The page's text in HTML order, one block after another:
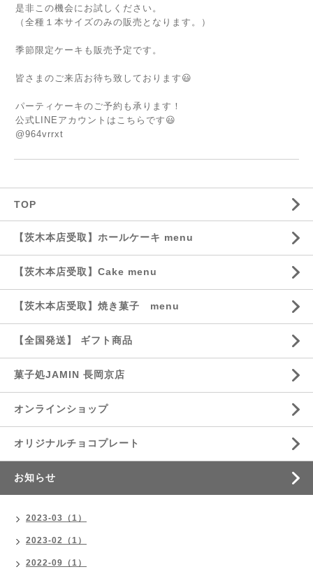
是非この機会にお試しください。
（全種１本サイズのみの販売となります。）
季節限定ケーキも販売予定です。
皆さまのご来店お待ち致しております😃
パーティケーキのご予約も承ります！
公式LINEアカウントはこちらです😃
@964vrrxt
TOP
【茨木本店受取】ホールケーキ menu
【茨木本店受取】Cake menu
【茨木本店受取】焼き菓子 menu
【全国発送】 ギフト商品
菓子処JAMIN 長岡京店
オンラインショップ
オリジナルチョコプレート
お知らせ
2023-03（1）
2023-02（1）
2022-09（1）